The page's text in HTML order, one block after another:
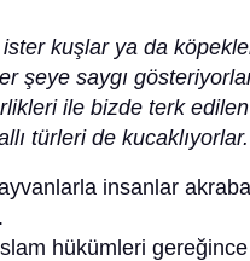
kuşlar ya da
şeye saygı
ile bizde terk
türleri de
insanlar
hükümleri